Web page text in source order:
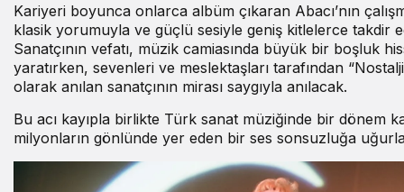
Kariyeri boyunca onlarca albüm çıkaran Abacı’nın
klasik yorumuyla ve güçlü sesiyle geniş kitlelerce takdir
Sanatçının vefatı, müzik camiasında büyük bir boşluk
yaratırken, sevenleri ve meslektaşları tarafından
olarak anılan sanatçının mirası saygıyla anılacak.
Bu acı kayıpla birlikte Türk sanat müziğinde bir dönem
milyonların gönlünde yer eden bir ses sonsuzluğa